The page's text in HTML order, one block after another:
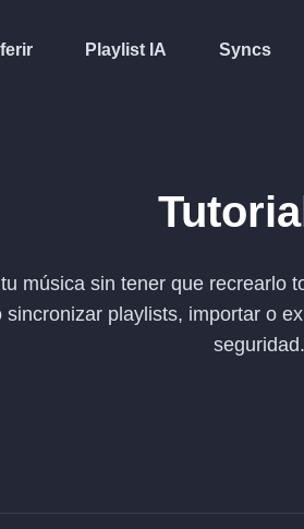
Playlist IA Syncs
música sin tener que recrearlo
sincronizar playlists, importar o
seguridad.